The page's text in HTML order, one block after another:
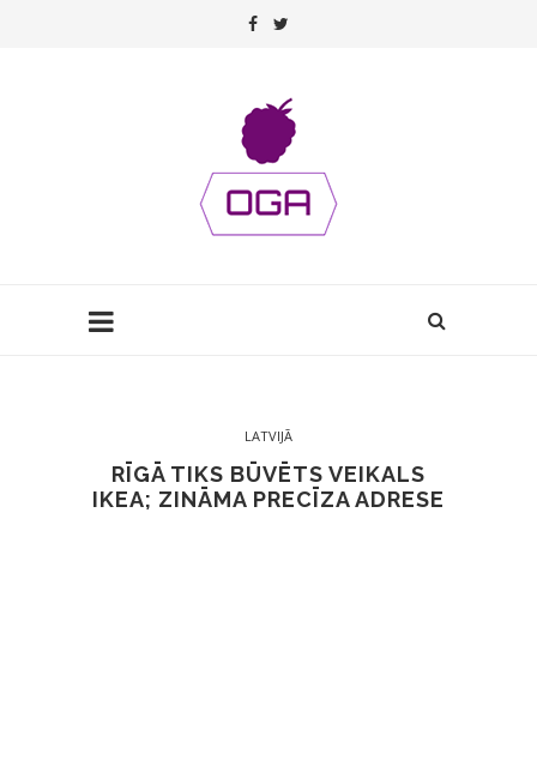
LATVIJĀ
RĪGĀ TIKS BŪVĒTS VEIKALS
IKEA; ZINĀMA PRECĪZA ADRESE